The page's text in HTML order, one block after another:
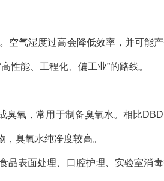
空气湿度过高会降低效率，并可能
性能、工程化、偏工业”的路线。
臭氧，常用于制备臭氧水。相比
臭氧水纯净度较高。
品表面处理、口腔护理、实验室消